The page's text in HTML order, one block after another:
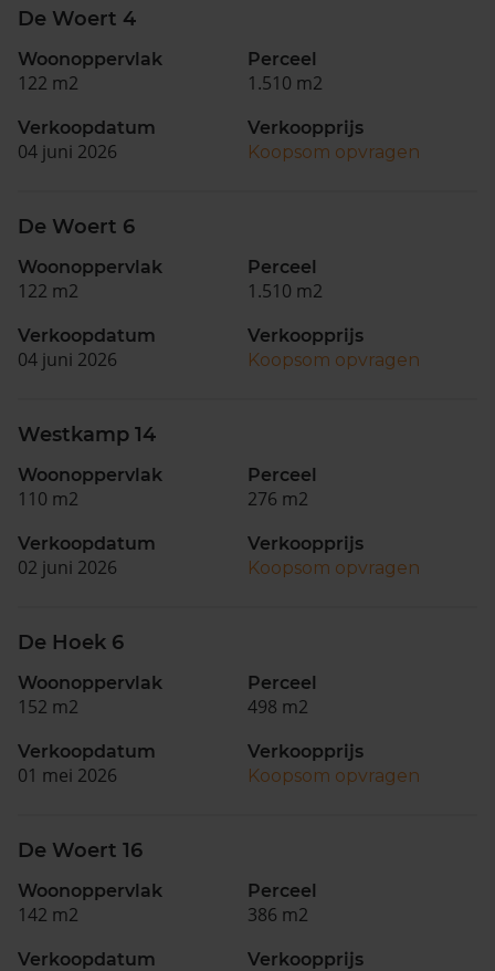
De Woert 4
Woonoppervlak
122 m2
Perceel
1.510 m2
Verkoopdatum
04 juni 2026
Verkoopprijs
Koopsom opvragen
De Woert 6
Woonoppervlak
122 m2
Perceel
1.510 m2
Verkoopdatum
04 juni 2026
Verkoopprijs
Koopsom opvragen
Westkamp 14
Woonoppervlak
110 m2
Perceel
276 m2
Verkoopdatum
02 juni 2026
Verkoopprijs
Koopsom opvragen
De Hoek 6
Woonoppervlak
152 m2
Perceel
498 m2
Verkoopdatum
01 mei 2026
Verkoopprijs
Koopsom opvragen
De Woert 16
Woonoppervlak
142 m2
Perceel
386 m2
Verkoopdatum Verkoopprijs